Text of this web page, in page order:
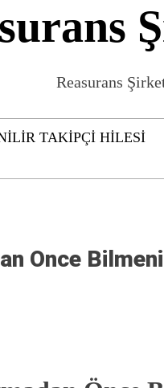
Reasurans
TAKIPÇI HILESI
Once